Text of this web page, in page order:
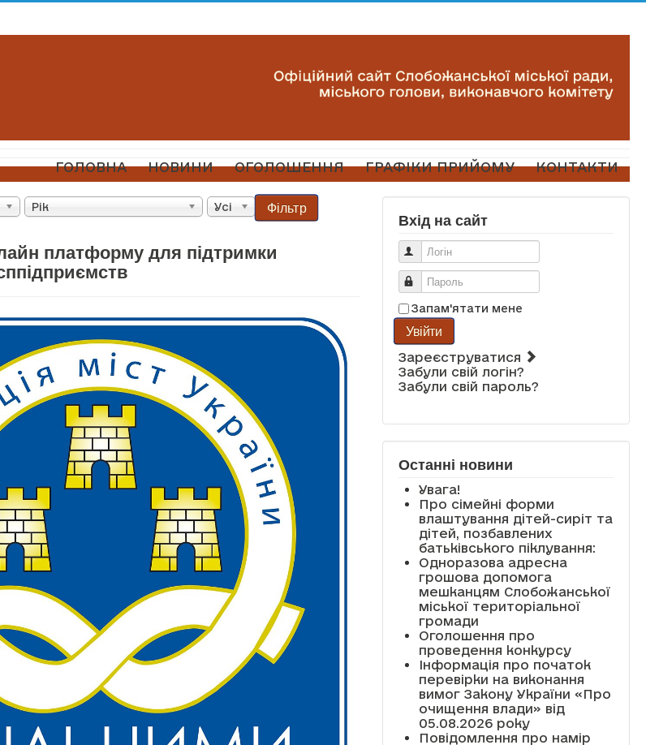
ГОЛОВНА НОВИНИ ОГОЛОШЕННЯ ГРАФІКИ ПРИЙОМУ КОНТАКТИ
Рік Усі Фільтр
платформу для підтримки
Вхід на сайт
Логін
Пароль
Запам'ятати мене
Увійти
Зареєструватися
Забули свій логін?
Забули свій пароль?
Останні новини
Увага!
Про сімейні форми
влаштування дітей-сиріт та
дітей, позбавлених
батьківського піклування:
Одноразова адресна
грошова допомога
мешканцям Слобожанської
міської територіальної
громади
Оголошення про
проведення конкурсу
Інформація про початок
перевірки на виконання
вимог Закону України «Про
очищення влади» від
05.08.2026 року
Повідомлення про намір